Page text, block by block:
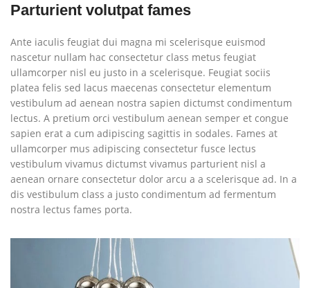
Parturient volutpat fames
Ante iaculis feugiat dui magna mi scelerisque euismod
nascetur nullam hac consectetur class metus feugiat
ullamcorper nisl eu justo in a scelerisque. Feugiat sociis
platea felis sed lacus maecenas consectetur elementum
vestibulum ad aenean nostra sapien dictumst condimentum
lectus. A pretium orci vestibulum aenean semper et congue
sapien erat a cum adipiscing sagittis in sodales. Fames at
ullamcorper mus adipiscing consectetur fusce lectus
vestibulum vivamus dictumst vivamus parturient nisl a
aenean ornare consectetur dolor arcu a a scelerisque ad. In a
dis vestibulum class a justo condimentum ad fermentum
nostra lectus fames porta.